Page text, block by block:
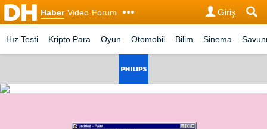
Haber Video Forum Giriş
Hız Testi Kripto Para Oyun Otomobil Bilim Sinema